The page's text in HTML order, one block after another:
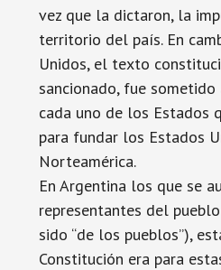
vez que la dictaron, la
territorio del país. En
Unidos, el texto
sancionado, fue
cada uno de los Estados
para fundar los Estados
Norteamérica.
En Argentina los que se
representantes del
sido “de los pueblos”),
Constitución era para